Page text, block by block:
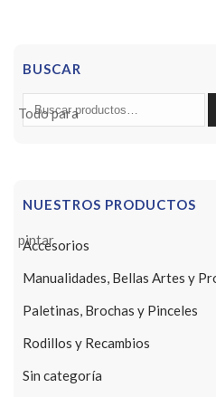
BUSCAR
Buscar
por:
NUESTROS PRODUCTOS
Accesorios
Manualidades, Bellas Artes y
Paletinas, Brochas y Pinceles
Rodillos y Recambios
Sin categoría